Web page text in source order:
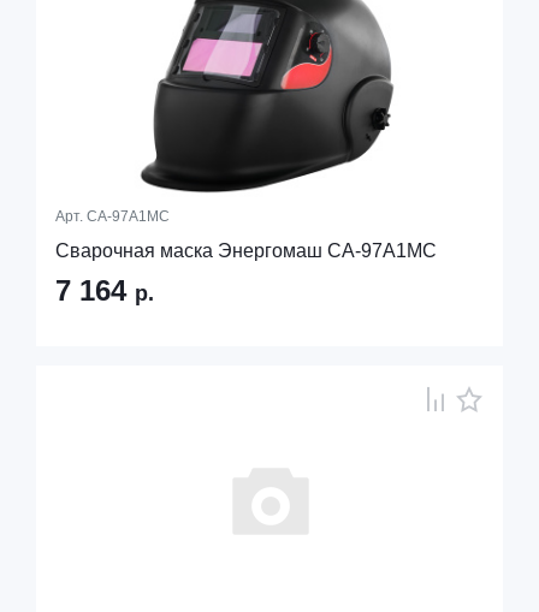
Арт. СА-97А1МС
Сварочная маска Энергомаш СА-97А1МС
7 164 р.